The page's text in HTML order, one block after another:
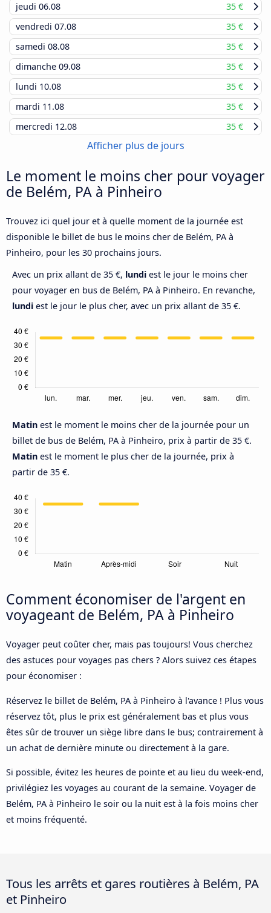
jeudi 06.08
35 €
vendredi 07.08
35 €
samedi 08.08
35 €
dimanche 09.08
35 €
lundi 10.08
35 €
mardi 11.08
35 €
mercredi 12.08 35 €
Afficher plus de jours
Le moment le moins cher pour voyager
de Belém, PA à Pinheiro
Trouvez ici quel jour et à quelle moment de la journée est
disponible le billet de bus le moins cher de Belém, PA à
Pinheiro, pour les 30 prochains jours.
Avec un prix allant de 35 €, lundi est le jour le moins cher
pour voyager en bus de Belém, PA à Pinheiro. En revanche,
lundi est le jour le plus cher, avec un prix allant de 35 €.
Matin est le moment le moins cher de la journée pour un
billet de bus de Belém, PA à Pinheiro, prix à partir de 35 €.
Matin est le moment le plus cher de la journée, prix à
partir de 35 €.
Comment économiser de l'argent en
voyageant de Belém, PA à Pinheiro
Voyager peut coûter cher, mais pas toujours! Vous cherchez
des astuces pour voyages pas chers ? Alors suivez ces étapes
pour économiser :
Réservez le billet de Belém, PA à Pinheiro à l'avance ! Plus vous
réservez tôt, plus le prix est généralement bas et plus vous
êtes sûr de trouver un siège libre dans le bus; contrairement à
un achat de dernière minute ou directement à la gare.
Si possible, évitez les heures de pointe et au lieu du week-end,
privilégiez les voyages au courant de la semaine. Voyager de
Belém, PA à Pinheiro le soir ou la nuit est à la fois moins cher
et moins fréquenté.
Tous les arrêts et gares routières à Belém, PA
et Pinheiro